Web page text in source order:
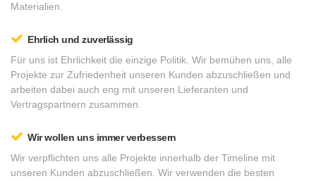
Materialien.
Ehrlich und zuverlässig
Für uns ist Ehrlichkeit die einzige Politik. Wir bemühen uns, alle
Projekte zur Zufriedenheit unseren Kunden abzuschließen und
arbeiten dabei auch eng mit unseren Lieferanten und
Vertragspartnern zusammen.
Wir wollen uns immer verbessern
Wir verpflichten uns alle Projekte innerhalb der Timeline mit
unseren Kunden abzuschließen. Wir verwenden die besten